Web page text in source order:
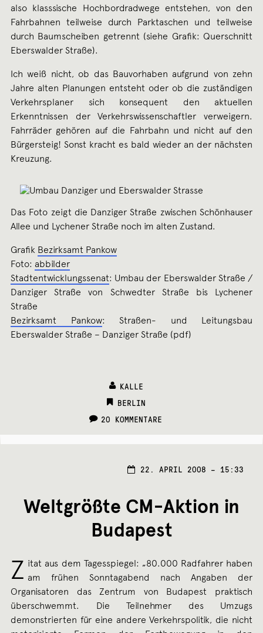
also klasssische Hochbordradwege entstehen, von den
Fahrbahnen teilweise durch Parktaschen und teilweise
durch Baumscheiben getrennt (siehe Grafik: Querschnitt
Eberswalder Straße).
Ich weiß nicht, ob das Bauvorhaben aufgrund von zehn
Jahre alten Planungen entsteht oder ob die zuständigen
Verkehrsplaner sich konsequent den aktuellen
Erkenntnissen der Verkehrswissenschaftler verweigern.
Fahrräder gehören auf die Fahrbahn und nicht auf den
Bürgersteig! Sonst kracht es bald wieder an der nächsten
Kreuzung.
Das Foto zeigt die Danziger Straße zwischen Schönhauser
Allee und Lychener Straße noch im alten Zustand.
Grafik Bezirksamt Pankow
Foto: abbilder
Stadtentwicklungssenat: Umbau der Eberswalder Straße /
Danziger Straße von Schwedter Straße bis Lychener
Straße
Bezirksamt Pankow: Straßen- und Leitungsbau
Eberswalder Straße – Danziger Straße (pdf)
KALLE
CATEGORIES:
BERLIN
20 KOMMENTARE
22. APRIL 2008 – 15:33
Weltgrößte CM-Aktion in
Budapest
Z itat aus dem Tagesspiegel: „80.000 Radfahrer haben
am frühen Sonntagabend nach Angaben der
Organisatoren das Zentrum von Budapest praktisch
überschwemmt. Die Teilnehmer des Umzugs
demonstrierten für eine andere Verkehrspolitik, die nicht